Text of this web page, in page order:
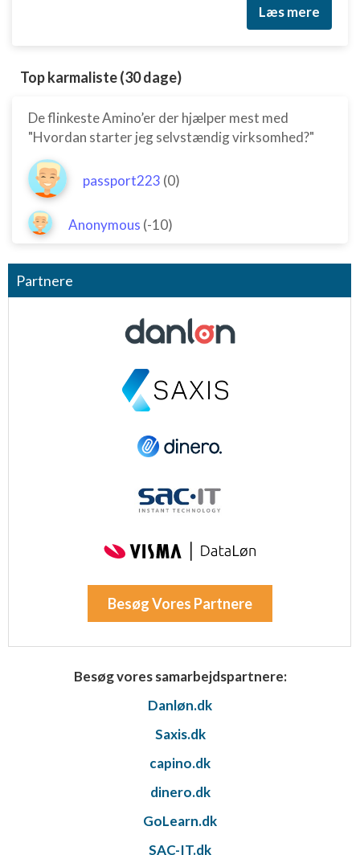
Læs mere
Top karmaliste (30 dage)
De flinkeste Amino’er der hjælper mest med
"Hvordan starter jeg selvstændig virksomhed?"
passport223 (0)
Anonymous (-10)
Partnere
Besøg Vores Partnere
Besøg vores samarbejdspartnere:
Danløn.dk
Saxis.dk
capino.dk
dinero.dk
GoLearn.dk
SAC-IT.dk